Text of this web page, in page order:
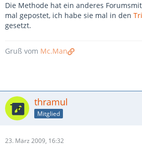
Die Methode hat ein anderes
mal gepostet, ich habe sie mal in den
gesetzt.
Gruß vom Mc.Man
thramul
Mitglied
23. März 2009, 16:32